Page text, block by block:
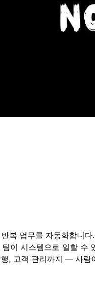
복 업무를 자동화합니
이 시스템으로 일할 수
, 고객 관리까지 — 사람